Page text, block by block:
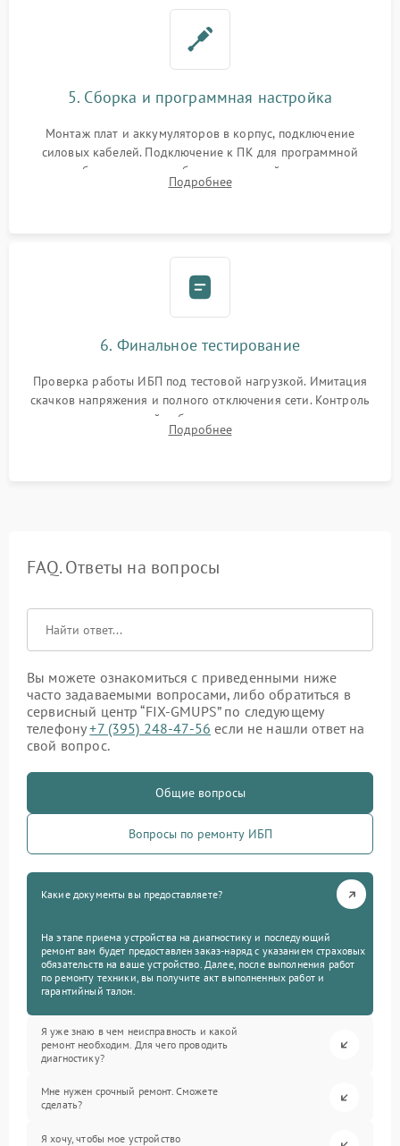
5. Сборка и программная настройка
Монтаж плат и аккумуляторов в корпус, подключение
силовых кабелей. Подключение к ПК для программной
калибровки констант батареи, настройки порогов
срабатывания AVR и сброса счетчиков старения АКБ.
Подробнее
6. Финальное тестирование
Проверка работы ИБП под тестовой нагрузкой. Имитация
скачков напряжения и полного отключения сети. Контроль
времени автономной работы, температурного режима и
корректности формы выходного сигнала.
Подробнее
FAQ. Ответы на вопросы
Вы можете ознакомиться с приведенными ниже
часто задаваемыми вопросами, либо обратиться в
сервисный центр “FIX-GMUPS” по следующему
телефону+7 (395) 248-47-56 если не нашли ответ на
свой вопрос.
Общие вопросы
Вопросы по ремонту ИБП
Какие документы вы предоставляете?
На этапе приема устройства на диагностику и последующий
ремонт вам будет предоставлен заказ-наряд с указанием страховых
обязательств на ваше устройство. Далее, после выполнения работ
по ремонту техники, вы получите акт выполненных работ и
гарантийный талон.
Я уже знаю в чем неисправность и какой
ремонт необходим. Для чего проводить
диагностику?
Мне нужен срочный ремонт. Сможете
сделать?
Я хочу, чтобы мое устройство